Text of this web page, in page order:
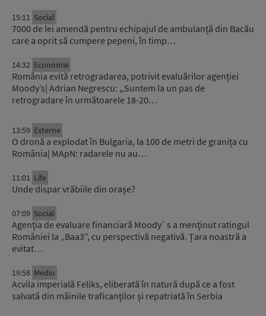
15:11 Social
7000 de lei amendă pentru echipajul de ambulanță din Bacău
care a oprit să cumpere pepeni, în timp…
14:32 Economie
România evită retrogradarea, potrivit evaluărilor agenției
Moody’s| Adrian Negrescu: ,,Suntem la un pas de
retrogradare în următoarele 18-20…
13:59 Externe
O dronă a explodat în Bulgaria, la 100 de metri de granița cu
România| MApN: radarele nu au…
11:01 Life
Unde dispar vrăbiile din orașe?
07:09 Social
Agenția de evaluare financiară Moody`s a menținut ratingul
României la „Baa3”, cu perspectivă negativă. Țara noastră a
evitat…
19:58 Mediu
Acvila imperială Feliks, eliberată în natură după ce a fost
salvată din mâinile traficanților și repatriată în Serbia